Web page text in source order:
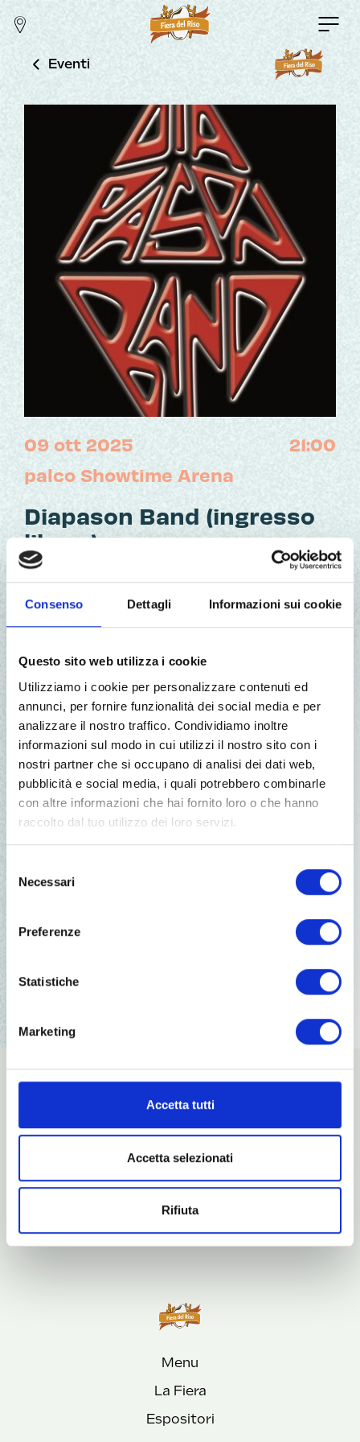
Consenso Dettagli Informazioni sui cookie
Questo sito web utilizza i cookie
Utilizziamo i cookie per personalizzare contenuti ed
annunci, per fornire funzionalità dei social media e per
analizzare il nostro traffico. Condividiamo inoltre
informazioni sul modo in cui utilizzi il nostro sito con i
nostri partner che si occupano di analisi dei dati web,
pubblicità e social media, i quali potrebbero combinarle
con altre informazioni che hai fornito loro o che hanno
raccolto dal tuo utilizzo dei loro servizi.
delNecessari
Preferenze
Statistiche
Marketing
Accetta tutti
Accetta selezionati
Rifiuta
Eventi
09 ott 2025
21:00
palco Showtime Arena
Diapason Band (ingresso
libero)
Data:giovedì 9 ottobre 2025
Condividi:
18 set 2026
In collaborazione con:
Menu
La Fiera
Espositori